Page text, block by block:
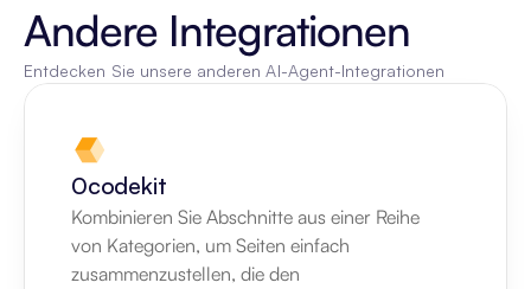
Andere Integrationen
Entdecken Sie unsere anderen AI-Agent-Integrationen
0codekit
Kombinieren Sie Abschnitte aus einer Reihe
von Kategorien, um Seiten einfach
zusammenzustellen, die den